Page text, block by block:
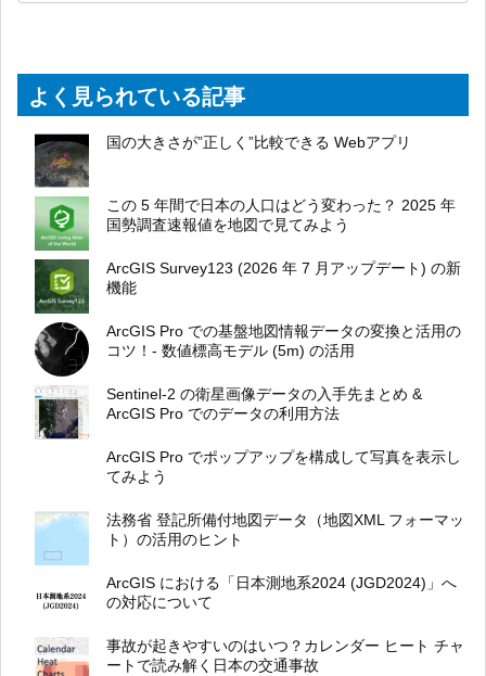
よく見られている記事
国の大きさが”正しく”比較できる Webアプリ
この 5 年間で日本の人口はどう変わった？ 2025 年
国勢調査速報値を地図で見てみよう
ArcGIS Survey123 (2026 年 7 月アップデート) の新
機能
ArcGIS Pro での基盤地図情報データの変換と活用の
コツ！- 数値標高モデル (5m) の活用
Sentinel-2 の衛星画像データの入手先まとめ &
ArcGIS Pro でのデータの利用方法
ArcGIS Pro でポップアップを構成して写真を表示し
てみよう
法務省 登記所備付地図データ（地図XML フォーマッ
ト）の活用のヒント
ArcGIS における「日本測地系2024 (JGD2024)」へ
の対応について
事故が起きやすいのはいつ？カレンダー ヒート チャ
ートで読み解く日本の交通事故